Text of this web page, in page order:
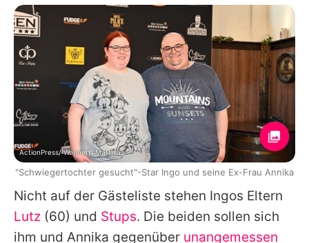
Nicht auf der Gästeliste stehen Ingos Eltern
Lutz (60) und Stups. Die beiden sollen sich
ihm und Annika gegenüber unangemessen
ActionPress/ Wehnert, Matthias
"Schwiegertochter gesucht"-Star Ingo und seine Ex-Frau Annika